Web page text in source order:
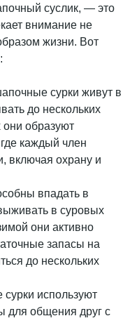
суслик, — это
внимание не
жизни. Вот
сурки живут в
до нескольких
они образуют
каждый член
включая охрану и
впадать в
в суровых
они активно
запасы на
до нескольких
используют
для общения друг с